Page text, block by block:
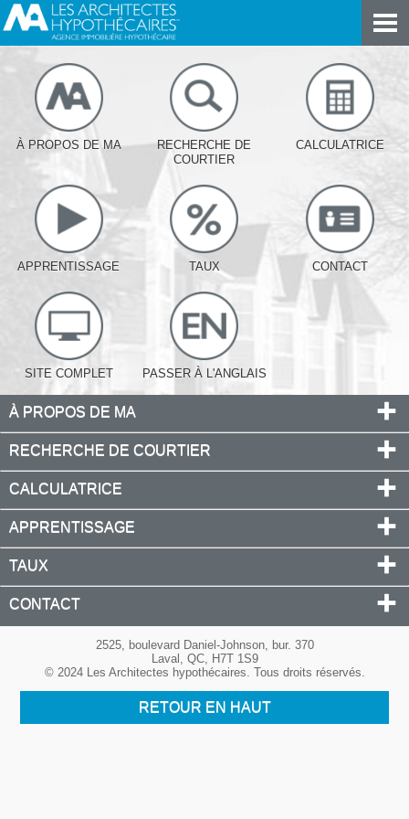
À PROPOS DE MA
RECHERCHE DE
COURTIER
CALCULATRICE
APPRENTISSAGE TAUX CONTACT
SITE COMPLET PASSER À L'ANGLAIS
À PROPOS DE MA
RECHERCHE DE COURTIER
CALCULATRICE
APPRENTISSAGE
TAUX
CONTACT
2525, boulevard Daniel-Johnson, bur. 370
Laval, QC, H7T 1S9
© 2024 Les Architectes hypothécaires. Tous droits réservés.
RETOUR EN HAUT